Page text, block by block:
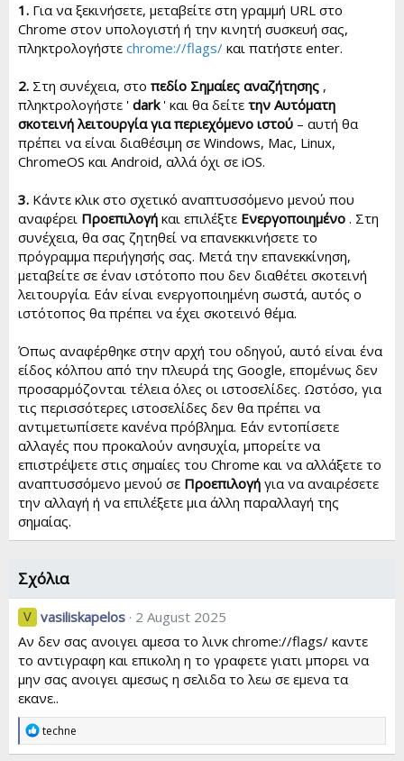
1. Για να ξεκινήσετε, μεταβείτε στη γραμμή URL στο
Chrome στον υπολογιστή ή την κινητή συσκευή σας,
πληκτρολογήστε chrome://flags/ και πατήστε enter.
2. Στη συνέχεια, στο πεδίο Σημαίες αναζήτησης ,
πληκτρολογήστε ' dark' και θα δείτε την Αυτόματη
σκοτεινή λειτουργία για περιεχόμενο ιστού – αυτή θα
πρέπει να είναι διαθέσιμη σε Windows, Mac, Linux,
ChromeOS και Android, αλλά όχι σε iOS.
3. Κάντε κλικ στο σχετικό αναπτυσσόμενο μενού που
αναφέρει Προεπιλογή και επιλέξτε Ενεργοποιημένο . Στη
συνέχεια, θα σας ζητηθεί να επανεκκινήσετε το
πρόγραμμα περιήγησής σας. Μετά την επανεκκίνηση,
μεταβείτε σε έναν ιστότοπο που δεν διαθέτει σκοτεινή
λειτουργία. Εάν είναι ενεργοποιημένη σωστά, αυτός ο
ιστότοπος θα πρέπει να έχει σκοτεινό θέμα.
Όπως αναφέρθηκε στην αρχή του οδηγού, αυτό είναι ένα
είδος κόλπου από την πλευρά της Google, επομένως δεν
προσαρμόζονται τέλεια όλες οι ιστοσελίδες. Ωστόσο, για
τις περισσότερες ιστοσελίδες δεν θα πρέπει να
αντιμετωπίσετε κανένα πρόβλημα. Εάν εντοπίσετε
αλλαγές που προκαλούν ανησυχία, μπορείτε να
επιστρέψετε στις σημαίες του Chrome και να αλλάξετε το
αναπτυσσόμενο μενού σε Προεπιλογή για να αναιρέσετε
την αλλαγή ή να επιλέξετε μια άλλη παραλλαγή της
σημαίας.
Σχόλια
V vasiliskapelos 2 August 2025
Αν δεν σας ανοιγει αμεσα το λινκ chrome://flags/ καντε
το αντιγραφη και επικολη η το γραφετε γιατι μπορει να
μην σας ανοιγει αμεσως η σελιδα το λεω σε εμενα τα
εκανε..
R
e
techne